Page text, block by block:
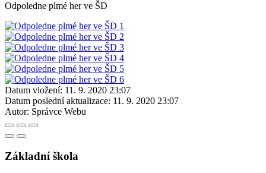
Odpoledne plmé her ve ŠD
Datum vložení: 11. 9. 2020 23:07
Datum poslední aktualizace: 11. 9. 2020 23:07
Autor: Správce Webu
Základní škola